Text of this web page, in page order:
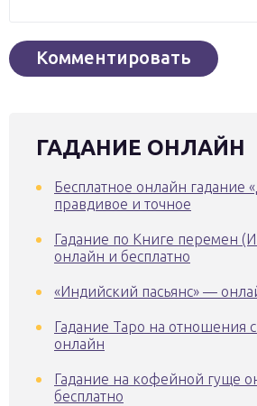
ГАДАНИЕ ОНЛАЙН
Бесплатное онлайн гадание
правдивое и точное
Гадание по Книге перемен
онлайн и бесплатно
«Индийский пасьянс» —
Гадание Таро на отношения
онлайн
Гадание на кофейной гуще
бесплатно